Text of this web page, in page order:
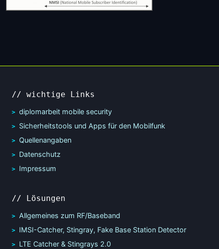
// wichtige Links
diplomarbeit mobile security
Sicherheitstools und Apps für den Mobilfunk
Quellenangaben
Datenschutz
Impressum
// Lösungen
Allgemeines zum RF/Baseband
IMSI-Catcher, Stingray, Fake Base Station Detector
LTE Catcher & Stingrays 2.0